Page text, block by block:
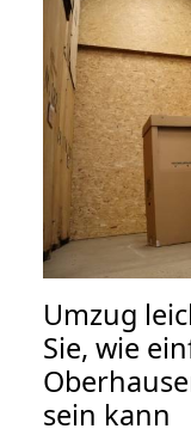
Umzug
Sie, wie
sein kann